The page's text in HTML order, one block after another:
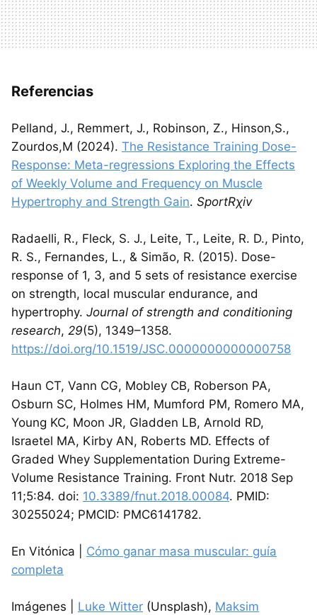
Referencias
Pelland, J., Remmert, J., Robinson, Z., Hinson,S.,
Zourdos,M (2024). The Resistance Training Dose-
Response: Meta-regressions Exploring the Effects
of Weekly Volume and Frequency on Muscle
Hypertrophy and Strength Gain. SportRχiv
Radaelli, R., Fleck, S. J., Leite, T., Leite, R. D., Pinto,
R. S., Fernandes, L., & Simão, R. (2015). Dose-
response of 1, 3, and 5 sets of resistance exercise
on strength, local muscular endurance, and
hypertrophy. Journal of strength and conditioning
research, 29(5), 1349–1358.
https://doi.org/10.1519/JSC.0000000000000758
Haun CT, Vann CG, Mobley CB, Roberson PA,
Osburn SC, Holmes HM, Mumford PM, Romero MA,
Young KC, Moon JR, Gladden LB, Arnold RD,
Israetel MA, Kirby AN, Roberts MD. Effects of
Graded Whey Supplementation During Extreme-
Volume Resistance Training. Front Nutr. 2018 Sep
11;5:84. doi: 10.3389/fnut.2018.00084. PMID:
30255024; PMCID: PMC6141782.
En Vitónica | Cómo ganar masa muscular: guía
completa
Imágenes | Luke Witter (Unsplash), Maksim